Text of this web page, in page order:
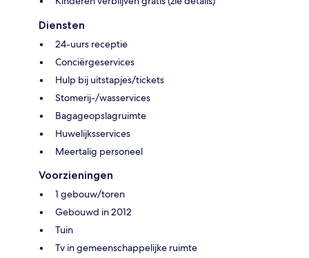
Diensten
24-uurs receptie
Conciërgeservices
Hulp bij uitstapjes/tickets
Stomerij-/wasservices
Bagageopslagruimte
Huwelijksservices
Meertalig personeel
Voorzieningen
1 gebouw/toren
Gebouwd in 2012
Tuin
Tv in gemeenschappelijke ruimte